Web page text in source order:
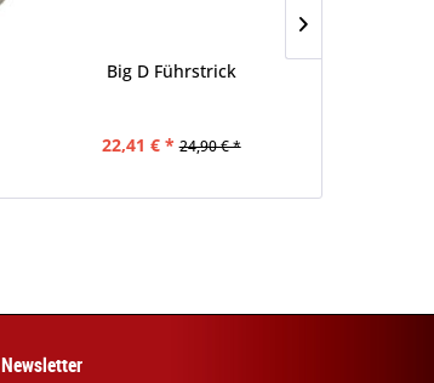
Big D Führstrick
22,41 € * 24,90 € *
Newsletter